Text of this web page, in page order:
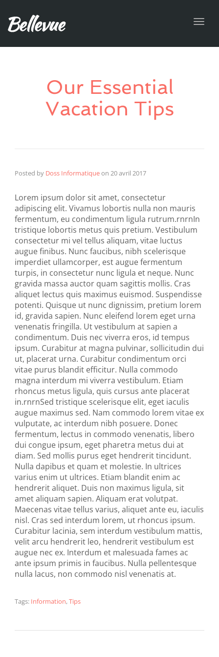
Our Essential
Vacation Tips
Posted by Doss Informatiqueon 20 avril 2017
Lorem ipsum dolor sit amet, consectetur
adipiscing elit. Vivamus lobortis nulla non mauris
fermentum, eu condimentum ligula rutrum.rnrnIn
tristique lobortis metus quis pretium. Vestibulum
consectetur mi vel tellus aliquam, vitae luctus
augue finibus. Nunc faucibus, nibh scelerisque
imperdiet ullamcorper, est augue fermentum
turpis, in consectetur nunc ligula et neque. Nunc
gravida massa auctor quam sagittis mollis. Cras
aliquet lectus quis maximus euismod. Suspendisse
potenti. Quisque ut nunc dignissim, pretium lorem
id, gravida sapien. Nunc eleifend lorem eget urna
venenatis fringilla. Ut vestibulum at sapien a
condimentum. Duis nec viverra eros, id tempus
ipsum. Curabitur at magna pulvinar, sollicitudin dui
ut, placerat urna. Curabitur condimentum orci
vitae purus blandit efficitur. Nulla commodo
magna interdum mi viverra vestibulum. Etiam
rhoncus metus ligula, quis cursus ante placerat
in.rnrnSed tristique scelerisque elit, eget iaculis
augue maximus sed. Nam commodo lorem vitae ex
vulputate, ac interdum nibh posuere. Donec
fermentum, lectus in commodo venenatis, libero
dui congue ipsum, eget pharetra metus dui at
diam. Sed mollis purus eget hendrerit tincidunt.
Nulla dapibus et quam et molestie. In ultrices
varius enim ut ultrices. Etiam blandit enim ac
hendrerit aliquet. Duis non maximus ligula, sit
amet aliquam sapien. Aliquam erat volutpat.
Maecenas vitae tellus varius, aliquet ante eu, iaculis
nisl. Cras sed interdum lorem, ut rhoncus ipsum.
Curabitur lacinia, sem interdum vestibulum mattis,
velit arcu hendrerit leo, hendrerit vestibulum est
augue nec ex. Interdum et malesuada fames ac
ante ipsum primis in faucibus. Nulla pellentesque
nulla lacus, non commodo nisl venenatis at.
Tags: Information,Tips